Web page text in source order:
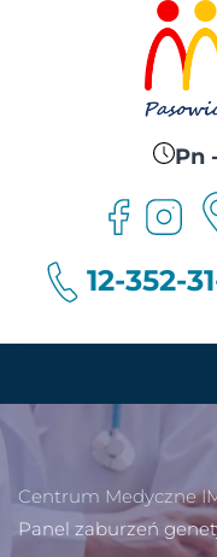
Pn
12-352-
Centrum Medyczne
Panel zaburzeń